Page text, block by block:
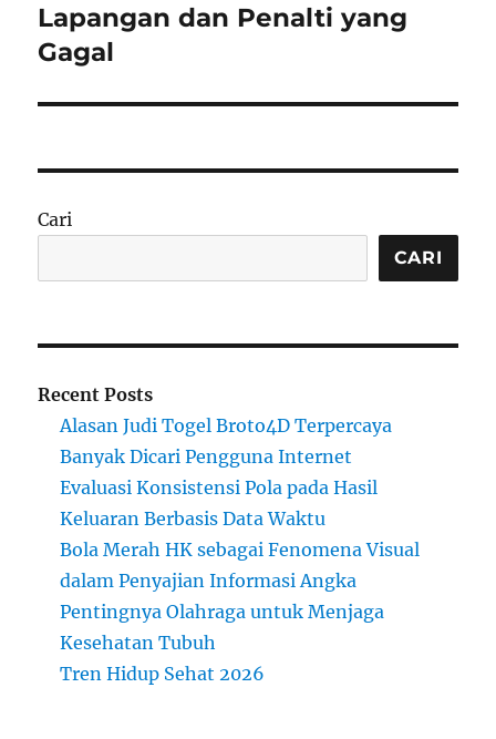
post:
Lapangan dan Penalti yang
Gagal
Cari
CARI
Recent Posts
Alasan Judi Togel Broto4D Terpercaya
Banyak Dicari Pengguna Internet
Evaluasi Konsistensi Pola pada Hasil
Keluaran Berbasis Data Waktu
Bola Merah HK sebagai Fenomena Visual
dalam Penyajian Informasi Angka
Pentingnya Olahraga untuk Menjaga
Kesehatan Tubuh
Tren Hidup Sehat 2026